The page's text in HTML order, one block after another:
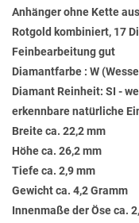
Anhänger ohne Kette
Rotgold kombiniert, 17
Feinbearbeitung gut
Diamantfarbe : W
Diamant Reinheit: SI -
erkennbare natürliche
Breite ca. 22,2 mm
Höhe ca. 26,2 mm
Tiefe ca. 2,9 mm
Gewicht ca. 4,2 Gramm
Innenmaße der Öse ca.